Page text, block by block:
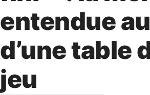
entendue
d’une table
jeu